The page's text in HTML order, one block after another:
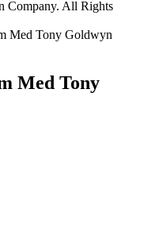
Company. All Rights
Med Tony Goldwyn
Med Tony